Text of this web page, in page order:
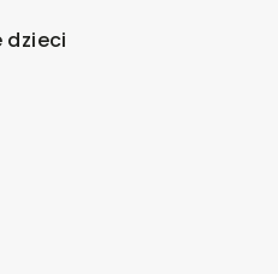
dzieci